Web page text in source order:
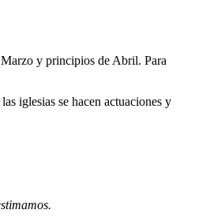
Marzo y principios de Abril. Para
iglesias se hacen actuaciones y